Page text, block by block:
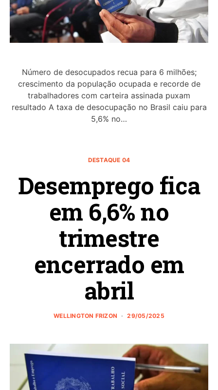
Número de desocupados recua para 6 milhões;
crescimento da população ocupada e recorde de
trabalhadores com carteira assinada puxam
resultado A taxa de desocupação no Brasil caiu para
5,6% no…
DESTAQUE 04
Desemprego fica
em 6,6% no
trimestre
encerrado em
abril
WELLINGTON FRIZON 29/05/2025